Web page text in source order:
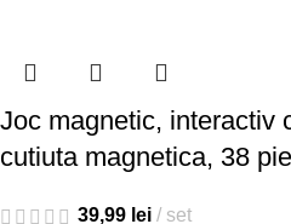
Joc magnetic, interactiv
cutiuta magnetica, 38
39,99 lei
set